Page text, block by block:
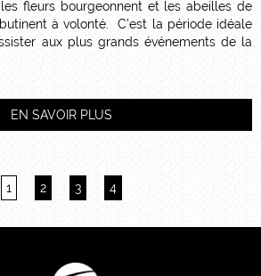
fleurs bourgeonnent et les abeilles de
butinent à volonté. C’est la période idéale
aux plus grands événements de la
EN SAVOIR PLUS
1 2 3 4